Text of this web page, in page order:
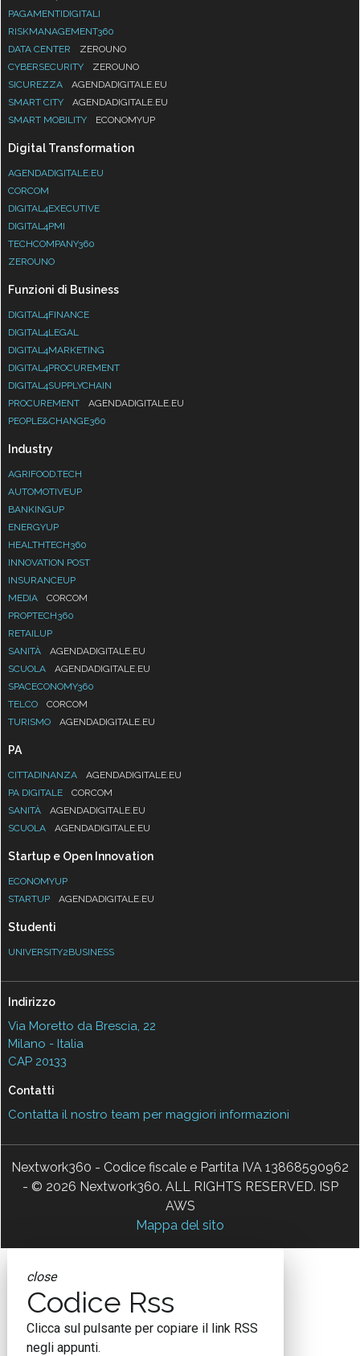
PAGAMENTIDIGITALI
RISKMANAGEMENT360
DATA CENTER
ZEROUNO
CYBERSECURITY
ZEROUNO
SICUREZZA
AGENDADIGITALE.EU
SMART CITY
AGENDADIGITALE.EU
SMART MOBILITY
ECONOMYUP
Digital Transformation
AGENDADIGITALE.EU
CORCOM
DIGITAL4EXECUTIVE
DIGITAL4PMI
TECHCOMPANY360
ZEROUNO
Funzioni di Business
DIGITAL4FINANCE
DIGITAL4LEGAL
DIGITAL4MARKETING
DIGITAL4PROCUREMENT
DIGITAL4SUPPLYCHAIN
PROCUREMENT
AGENDADIGITALE.EU
PEOPLE&CHANGE360
Industry
AGRIFOOD.TECH
AUTOMOTIVEUP
BANKINGUP
ENERGYUP
HEALTHTECH360
INNOVATION POST
INSURANCEUP
MEDIA
CORCOM
PROPTECH360
RETAILUP
SANITÀ
AGENDADIGITALE.EU
SCUOLA
AGENDADIGITALE.EU
SPACECONOMY360
TELCO
CORCOM
TURISMO
AGENDADIGITALE.EU
PA
CITTADINANZA
AGENDADIGITALE.EU
PA DIGITALE
CORCOM
SANITÀ
AGENDADIGITALE.EU
SCUOLA
AGENDADIGITALE.EU
Startup e Open Innovation
ECONOMYUP
STARTUP
AGENDADIGITALE.EU
Studenti
UNIVERSITY2BUSINESS
Indirizzo
Via Moretto da Brescia, 22
Milano - Italia
CAP 20133
Contatti
Contatta il nostro team per maggiori informazioni
Nextwork360 - Codice fiscale e Partita IVA 13868590962
- © 2026 Nextwork360. ALL RIGHTS RESERVED. ISP
AWS
Mappa del sito
close
Codice Rss
Clicca sul pulsante per copiare il link RSS
negli appunti.